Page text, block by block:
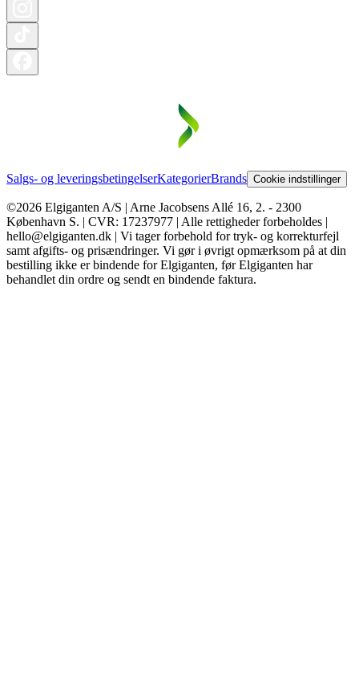
Salgs- og leveringsbetingelserKategorierBrands Cookie indstillinger
©2026 Elgiganten A/S | Arne Jacobsens Allé 16, 2. - 2300
København S. | CVR: 17237977 | Alle rettigheder forbeholdes |
hello@elgiganten.dk | Vi tager forbehold for tryk- og korrekturfejl
samt afgifts- og prisændringer. Vi gør i øvrigt opmærksom på at din
bestilling ikke er bindende for Elgiganten, før Elgiganten har
behandlet din ordre og sendt en bindende faktura.